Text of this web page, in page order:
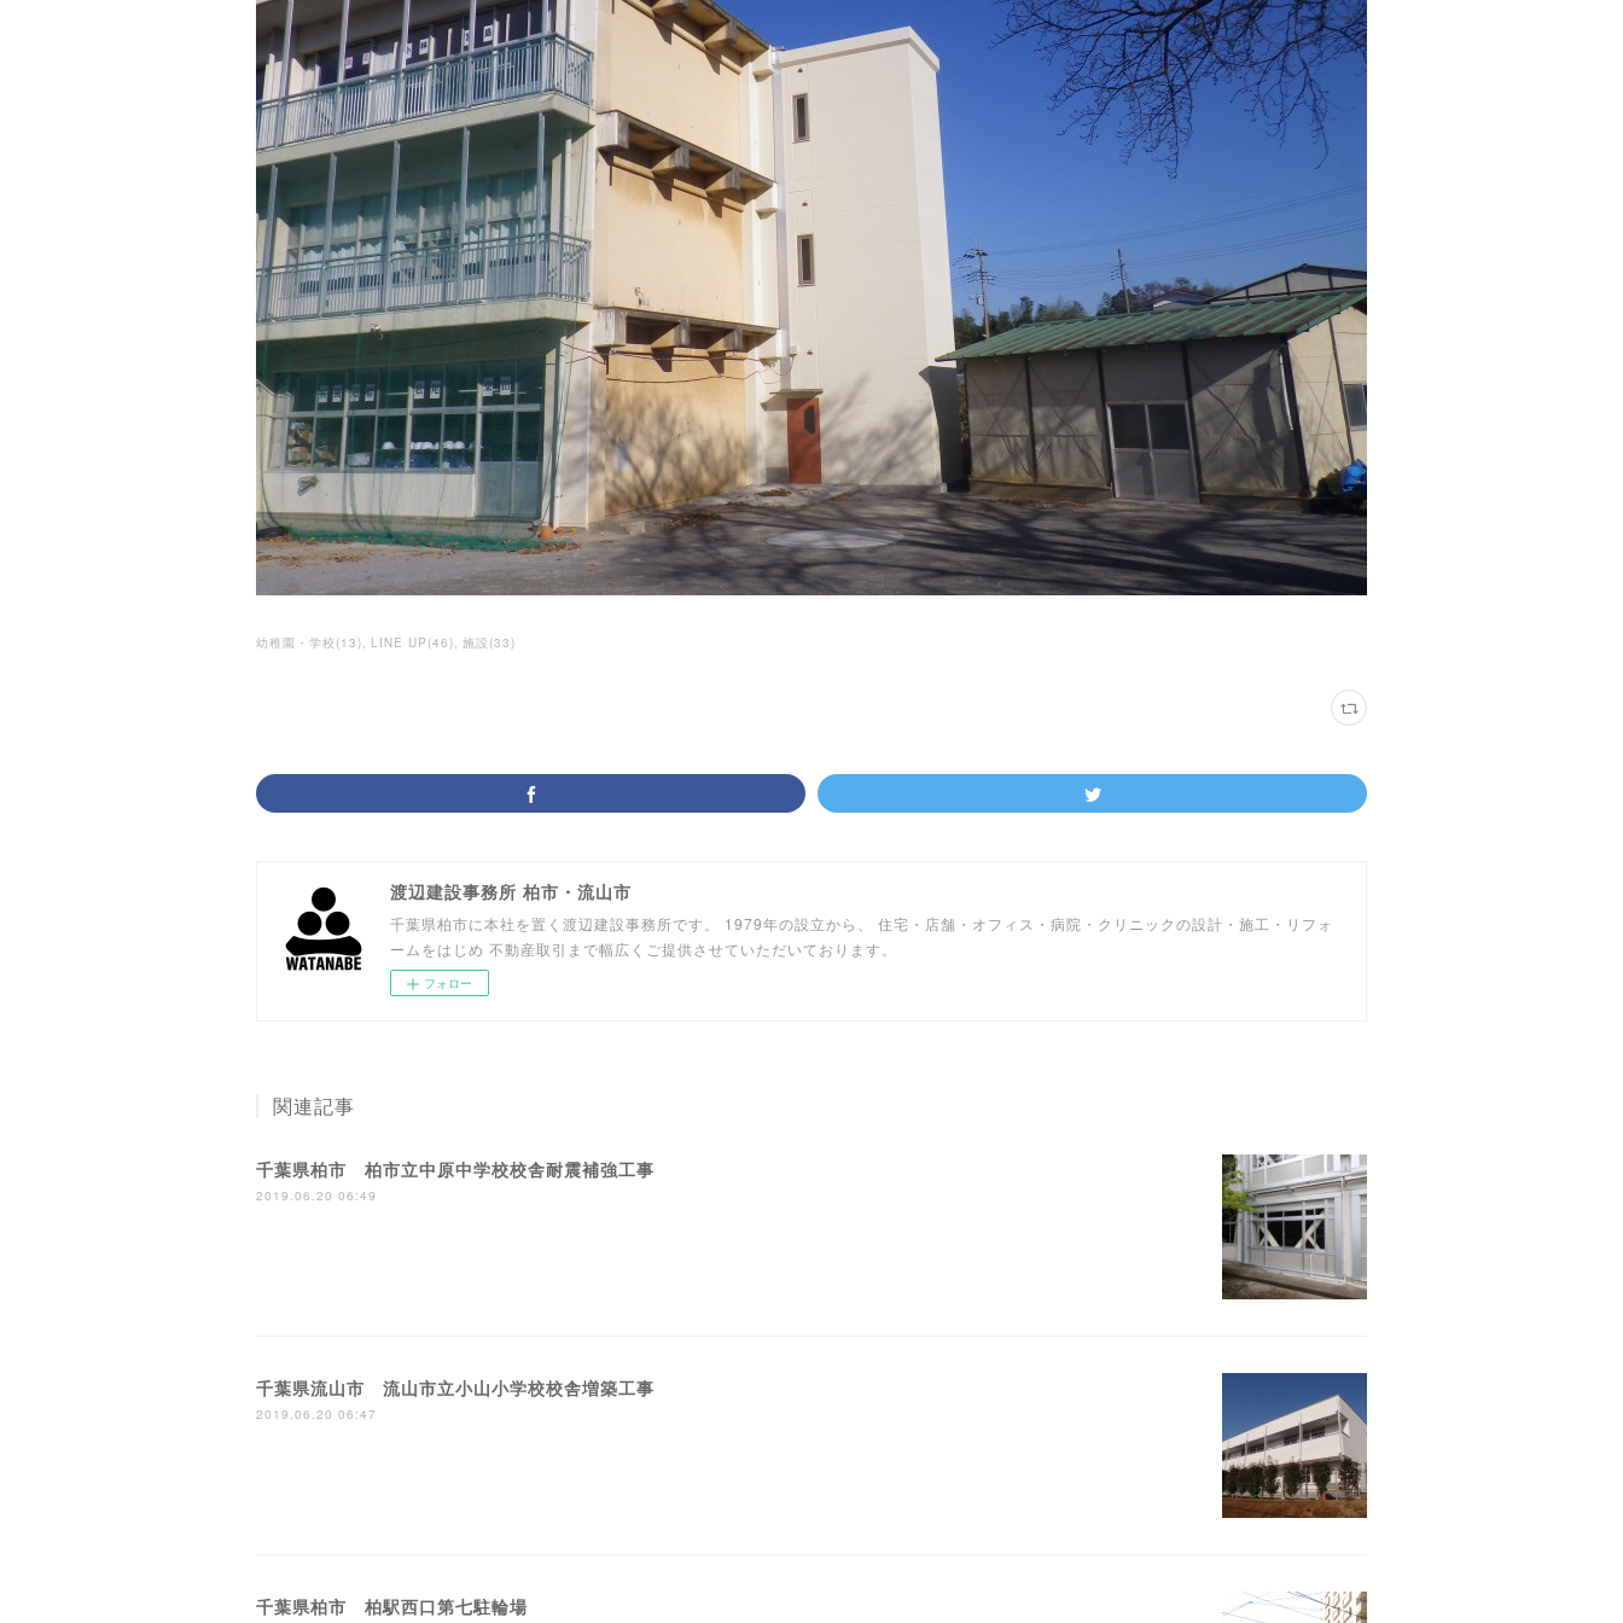
幼稚園・学校 (13) LINE UP (46) 施設 (33)
渡辺建設事務所 柏市・流山市
千葉県柏市に本社を置く渡辺建設事務所です。 1979年の設立から、 住宅・店舗・オフィス・病院・クリニックの設計・施工・リフォ
ームをはじめ 不動産取引まで幅広くご提供させていただいております。
フォロー
関連記事
千葉県柏市 柏市立中原中学校校舎耐震補強工事
2019.06.20 06:49
千葉県流山市 流山市立小山小学校校舎増築工事
2019.06.20 06:47
千葉県柏市 柏駅西口第七駐輪場